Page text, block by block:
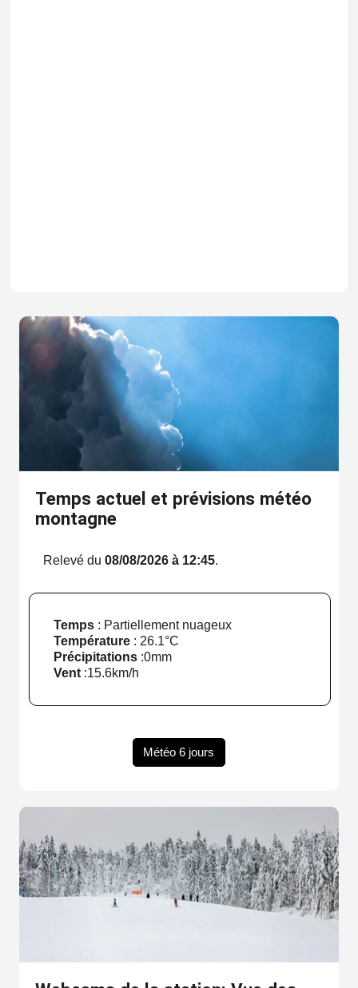
Temps actuel et prévisions météo
montagne
Relevé du 08/08/2026 à 12:45.
Temps: Partiellement nuageux
Température: 26.1°C
Précipitations:0mm
Vent:15.6km/h
Météo 6 jours